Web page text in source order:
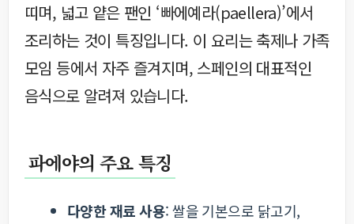
띠며, 넓고 얕은 팬인 ‘빠에예라(paellera)’에서
조리하는 것이 특징입니다. 이 요리는 축제나 가족
모임 등에서 자주 즐겨지며, 스페인의 대표적인
음식으로 알려져 있습니다.
파에야의 주요 특징
다양한 재료 사용: 쌀을 기본으로 닭고기,